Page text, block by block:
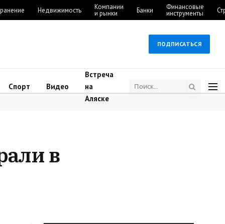
Недвижимость Компании
и рынки Банки Финансовые
инструменты
ПОДПИСАТЬСЯ
Спорт Видео
Встреча
на
Аляске
в